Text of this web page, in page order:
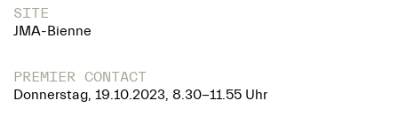
SITE
JMA-Bienne
PREMIER CONTACT
Donnerstag, 19.10.2023, 8.30-11.55 Uhr